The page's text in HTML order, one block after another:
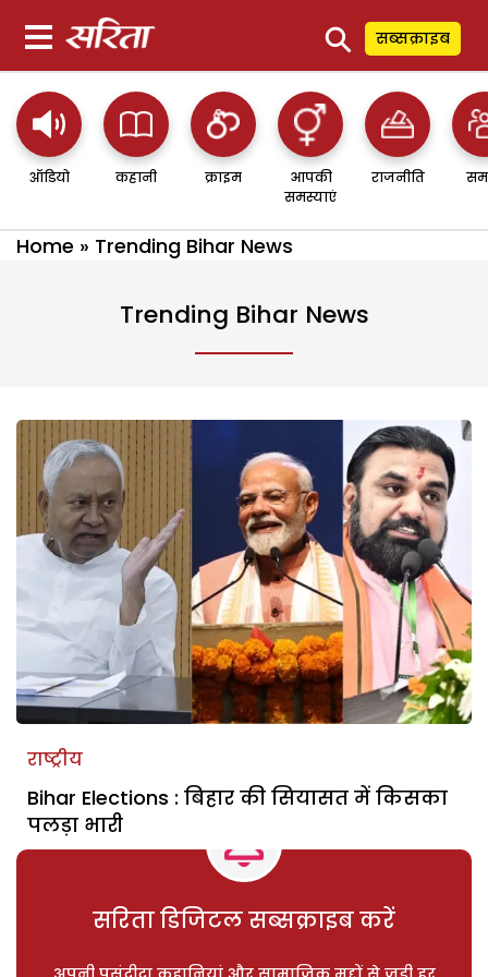
⚲ सब्सक्राइब
ऑडियो कहानी क्राइम
आपकी
समस्याएं
राजनीति
Home » Trending Bihar News
Trending Bihar News
राष्ट्रीय
Bihar Elections : बिहार की सियासत में किसका
पलड़ा भारी
सरिता डिजिटल सब्सक्राइब करें